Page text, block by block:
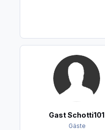
Gast Schotti101
Gäste